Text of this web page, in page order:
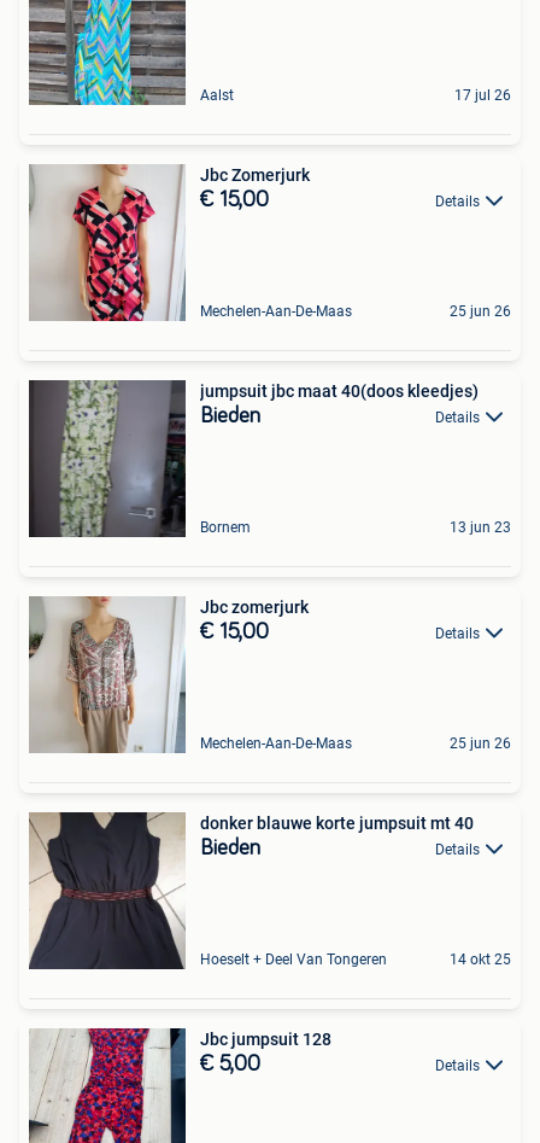
Aalst 17 jul 26
Jbc Zomerjurk
€ 15,00 Details
Mechelen-Aan-De-Maas 25 jun 26
jumpsuit jbc maat 40(doos kleedjes)
Bieden Details
Bornem 13 jun 23
Jbc zomerjurk
€ 15,00 Details
Mechelen-Aan-De-Maas 25 jun 26
donker blauwe korte jumpsuit mt 40
Bieden Details
Hoeselt + Deel Van Tongeren 14 okt 25
Jbc jumpsuit 128
€ 5,00 Details